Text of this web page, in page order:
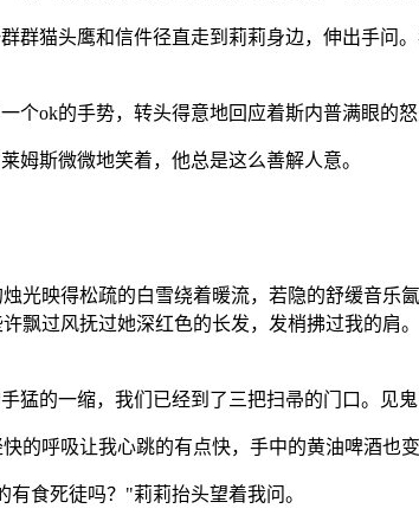
群猫头鹰和信件径直走到莉莉身边，伸出手问
个ok的手势，转头得意地回应着斯内普满眼的怒
莱姆斯微微地笑着，他总是这么善解人意。
光映得松疏的白雪绕着暖流，若隐的舒缓音
飘过风抚过她深红色的长发，发梢拂过我的
猛的一缩，我们已经到了三把扫帚的门口。见鬼
的呼吸让我心跳的有点快，手中的黄油啤酒也变
食死徒吗？ "莉莉抬头望着我问。